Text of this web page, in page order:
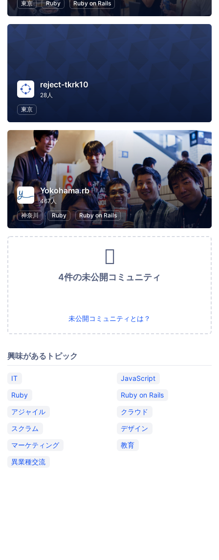
東京 Ruby Ruby on Rails
reject-tkrk10
28人
東京
Yokohama.rb
467人
神奈川
Ruby Ruby on Rails
4件の未公開コミュニティ
未公開コミュニティとは？
興味があるトピック
IT
JavaScript
Ruby
Ruby on Rails
アジャイル
クラウド
スクラム
デザイン
マーケティング
教育
異業種交流